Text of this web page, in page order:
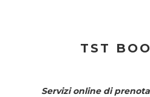
TST
Servizi online di